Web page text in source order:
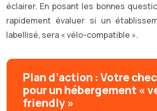
éclairer. En posant les bonnes
rapidement évaluer si un
labellisé, sera « vélo-compatible ».
Plan d’action : Votre
pour un hébergement «
friendly »